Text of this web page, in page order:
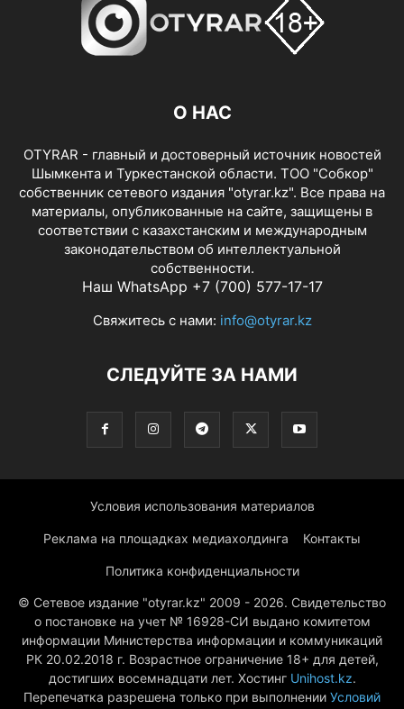
О НАС
OTYRAR - главный и достоверный источник новостей
Шымкента и Туркестанской области. ТОО "Собкор"
собственник сетевого издания "otyrar.kz". Все права на
материалы, опубликованные на сайте, защищены в
соответствии с казахстанским и международным
законодательством об интеллектуальной
собственности.
Наш WhatsApp +7 (700) 577-17-17
Свяжитесь с нами: info@otyrar.kz
СЛЕДУЙТЕ ЗА НАМИ
Условия использования материалов
Реклама на площадках медиахолдинга Контакты
Политика конфиденциальности
© Сетевое издание "otyrar.kz" 2009 - 2026. Свидетельство
о постановке на учет № 16928-СИ выдано комитетом
информации Министерства информации и коммуникаций
РК 20.02.2018 г. Возрастное ограничение 18+ для детей,
достигших восемнадцати лет. Хостинг Unihost.kz.
Перепечатка разрешена только при выполнении Условий